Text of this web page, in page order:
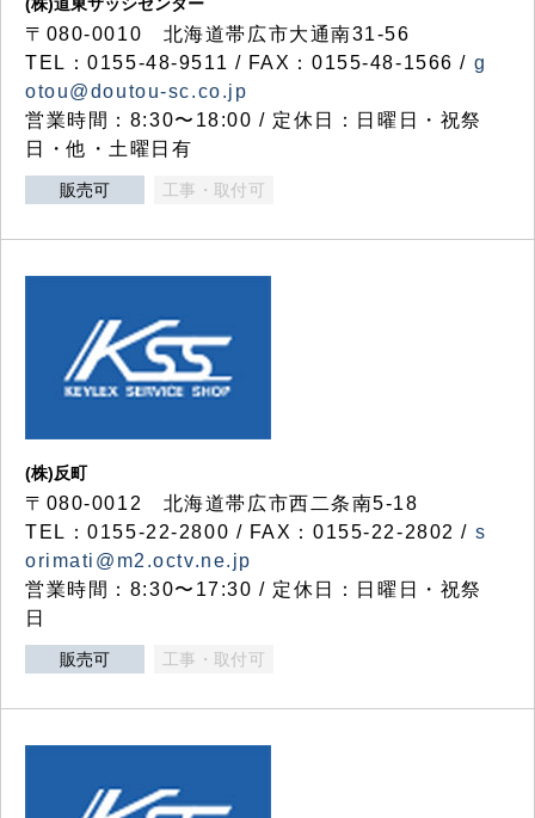
〒080-0010 北海道帯広市大通南31-56
TEL：0155-48-9511 / FAX：0155-48-1566 / g
otou@doutou-sc.co.jp
営業時間：8:30〜18:00 / 定休日：日曜日・祝祭
日・他・土曜日有
販売可 工事・取付可
(株)反町
〒080-0012 北海道帯広市西二条南5-18
TEL：0155-22-2800 / FAX：0155-22-2802 / s
orimati@m2.octv.ne.jp
営業時間：8:30〜17:30 / 定休日：日曜日・祝祭
日
販売可 工事・取付可